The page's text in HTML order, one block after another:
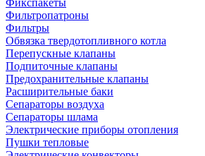
Фильтропатроны
Фильтры
Обвязка твердотопливного котла
Перепускные клапаны
Подпиточные клапаны
Предохранительные клапаны
Расширительные баки
Сепараторы воздуха
Сепараторы шлама
Электрические приборы отопления
Пушки тепловые